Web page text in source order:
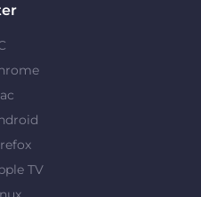
TV